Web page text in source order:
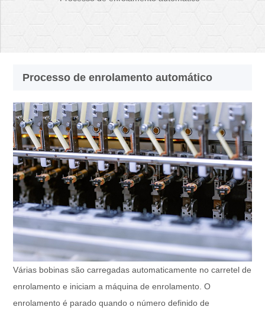
Processo de enrolamento automático
Várias bobinas são carregadas automaticamente no carretel de
enrolamento e iniciam a máquina de enrolamento. O
enrolamento é parado quando o número definido de